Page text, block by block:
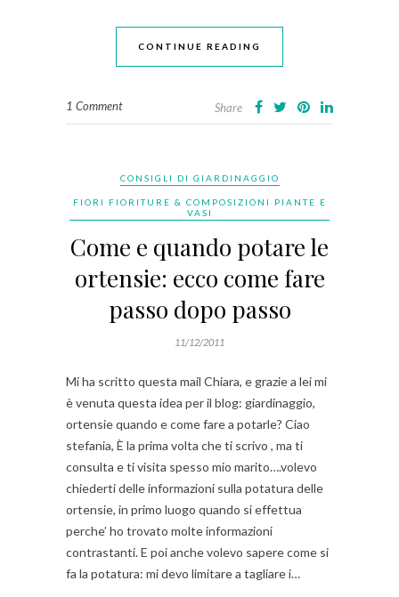
CONTINUE READING
1 Comment Share
CONSIGLI DI GIARDINAGGIO
FIORI FIORITURE & COMPOSIZIONI PIANTE E
VASI
Come e quando potare le
ortensie: ecco come fare
passo dopo passo
11/12/2011
Mi ha scritto questa mail Chiara, e grazie a lei mi
è venuta questa idea per il blog: giardinaggio,
ortensie quando e come fare a potarle? Ciao
stefania, È la prima volta che ti scrivo , ma ti
consulta e ti visita spesso mio marito….volevo
chiederti delle informazioni sulla potatura delle
ortensie, in primo luogo quando si effettua
perche’ ho trovato molte informazioni
contrastanti. E poi anche volevo sapere come si
fa la potatura: mi devo limitare a tagliare i…